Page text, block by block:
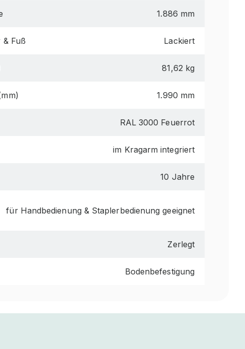
1.886 mm
Fuß Lackiert
81,62 kg
1.990 mm
RAL 3000 Feuerrot
im Kragarm integriert
10 Jahre
für Handbedienung & Staplerbedienung geeignet
Zerlegt
Bodenbefestigung